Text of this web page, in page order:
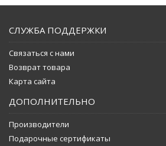
СЛУЖБА ПОДДЕРЖКИ
Связаться с нами
Возврат товара
Карта сайта
ДОПОЛНИТЕЛЬНО
Производители
Подарочные сертификаты